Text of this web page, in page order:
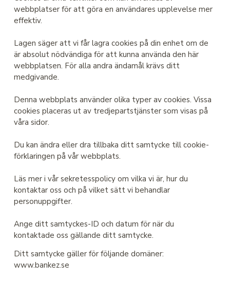
webbplatser för att göra en användares upplevelse mer
effektiv.
Lagen säger att vi får lagra cookies på din enhet om de
är absolut nödvändiga för att kunna använda den här
webbplatsen. För alla andra ändamål krävs ditt
medgivande.
Denna webbplats använder olika typer av cookies. Vissa
cookies placeras ut av tredjepartstjänster som visas på
våra sidor.
Du kan ändra eller dra tillbaka ditt samtycke till cookie-
förklaringen på vår webbplats.
Läs mer i vår sekretesspolicy om vilka vi är, hur du
kontaktar oss och på vilket sätt vi behandlar
personuppgifter.
Ange ditt samtyckes-ID och datum för när du
kontaktade oss gällande ditt samtycke.
Ditt samtycke gäller för följande domäner:
www.bankez.se